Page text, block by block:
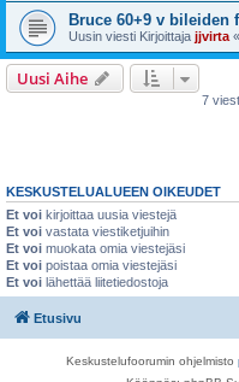
Bruce 60+9 v bileiden
Uusin viesti Kirjoittaja jjvirta «
Uusi Aihe
7
KESKUSTELUALUEEN OIKEUDET
Et voi kirjoittaa uusia viestejä
Et voi vastata viestiketjuihin
Et voi muokata omia viestejäsi
Et voi poistaa omia viestejäsi
Et voi lähettää liitetiedostoja
Etusivu
Keskustelufoorumin ohjelmisto